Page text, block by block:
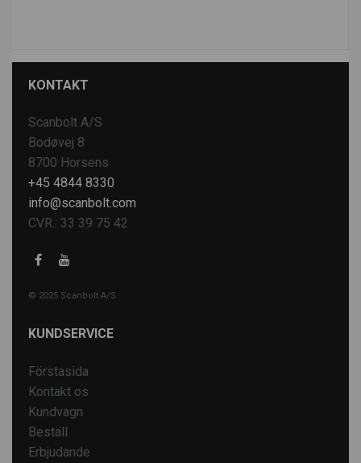
KONTAKT
Scanbolt A/S
Bodøvej 8
8700 Horsens
+45 4844 8330
info@scanbolt.com
CVR.: 33 39 75 42
© 2025 Scanbolt A/S
KUNDSERVICE
Förstasida
Kontakt os
Kundvagn
Beställ
Erbjudande